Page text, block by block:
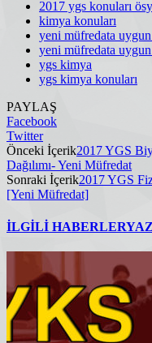
2017 ygs konuları
kimya konuları
yeni müfredata
yeni müfredata
ygs kimya
ygs kimya konuları
PAYLAŞ
Facebook
Twitter
Önceki İçerik2017 YGS
Dağılımı- Yeni Müfredat
Sonraki İçerik2017 YGS
[Yeni Müfredat]
İLGİLİ HABERLER